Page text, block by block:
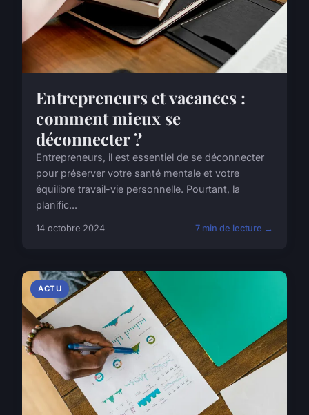
Entrepreneurs et vacances :
comment mieux se
déconnecter ?
Entrepreneurs, il est essentiel de se déconnecter
pour préserver votre santé mentale et votre
équilibre travail-vie personnelle. Pourtant, la
planific...
14 octobre 2024 7 min de lecture →
ACTU